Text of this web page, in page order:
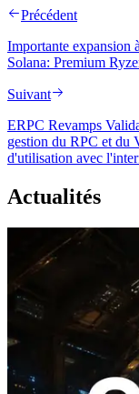
Précédent
Importante expansion
Solana: Premium
Suivant
ERPC Revamps
gestion du RPC et du
d'utilisation avec
Actualités